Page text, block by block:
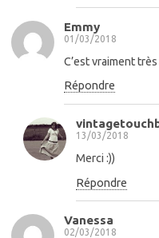
Emmy
01/03/2018
C’est vraiment
Répondre
13/03/2018
Merci :))
Répondre
Vanessa
02/03/2018